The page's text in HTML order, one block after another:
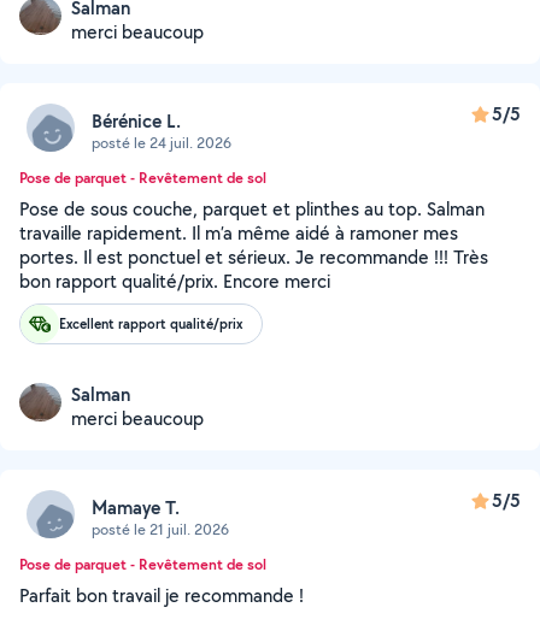
Salman
merci beaucoup
Bérénice L.
posté le 24 juil. 2026
5/5
Pose de parquet - Revêtement de sol
Pose de sous couche, parquet et plinthes au top. Salman
travaille rapidement. Il m’a même aidé à ramoner mes
portes. Il est ponctuel et sérieux. Je recommande !!! Très
bon rapport qualité/prix. Encore merci
Excellent rapport qualité/prix
Salman
merci beaucoup
Mamaye T.
posté le 21 juil. 2026
5/5
Pose de parquet - Revêtement de sol
Parfait bon travail je recommande !